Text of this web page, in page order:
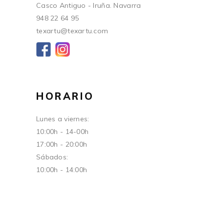
Casco Antiguo - Iruña. Navarra
948 22 64 95
texartu@texartu.com
HORARIO
Lunes a viernes:
10:00h - 14-00h
17:00h - 20:00h
Sábados:
10:00h - 14:00h